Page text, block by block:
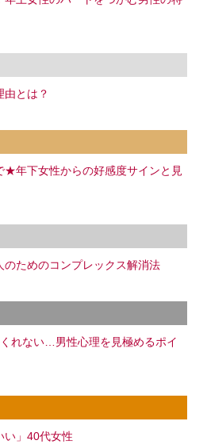
由とは？
★年下女性からの好感度サインと見
のためのコンプレックス解消法
れない…男性心理を見極めるポイ
い」40代女性